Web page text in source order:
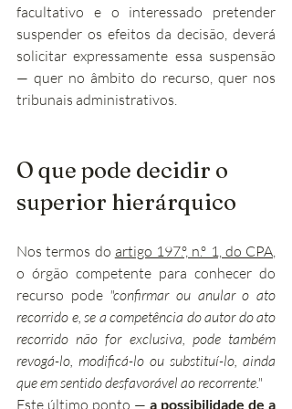
facultativo e o interessado pretender
suspender os efeitos da decisão, deverá
solicitar expressamente essa suspensão
— quer no âmbito do recurso, quer nos
tribunais administrativos.
O que pode decidir o
superior hierárquico
Nos termos do artigo 197.º, n.º 1, do CPA,
o órgão competente para conhecer do
recurso pode "confirmar ou anular o ato
recorrido e, se a competência do autor do ato
recorrido não for exclusiva, pode também
revogá-lo, modificá-lo ou substituí-lo, ainda
que em sentido desfavorável ao recorrente."
Este último ponto — a possibilidade de a